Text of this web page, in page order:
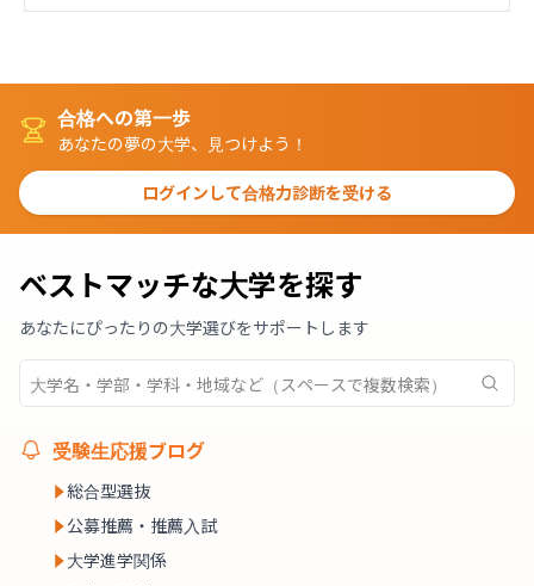
合格への第一歩
あなたの夢の大学、見つけよう！
ログインして合格力診断を受ける
ベストマッチな大学を探す
あなたにぴったりの大学選びをサポートします
受験生応援ブログ
総合型選抜
公募推薦・推薦入試
大学進学関係